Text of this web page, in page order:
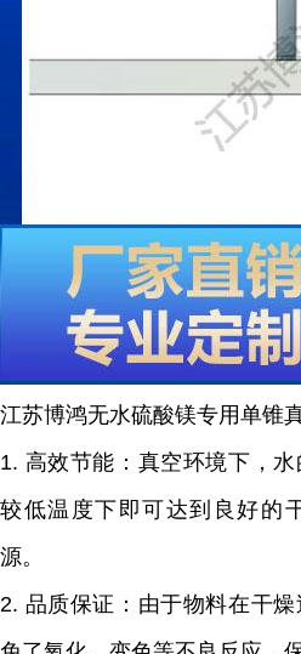
江苏博鸿无水硫酸镁专用单锥
1. 高效节能：真空环境下，
较低温度下即可达到良好的
源。
2. 品质保证：由于物料在干